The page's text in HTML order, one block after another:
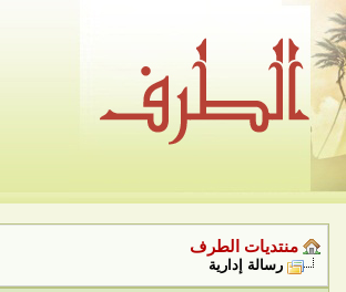
منتديات الطرف
رسالة إدارية